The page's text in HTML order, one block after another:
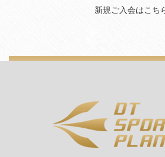
新規ご入会はこち